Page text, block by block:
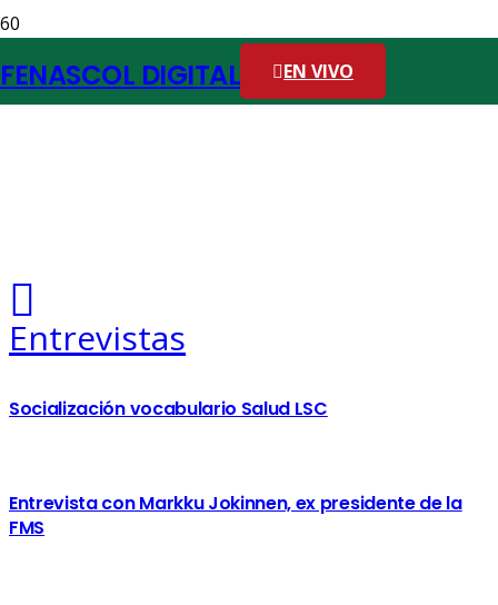
FENASCOL DIGITAL EN VIVO
Entrevistas
Socialización vocabulario Salud LSC
Entrevista con Markku Jokinnen, ex presidente de la
FMS